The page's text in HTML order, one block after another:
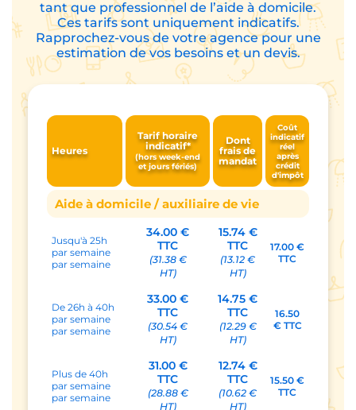
ZÉRO
frais d’inscription
Le tableau ci-dessous présente les différentes
composantes de nos tarifs qui comprennent
la rémunération de votre auxiliaire de vie
correspondant à notre recommandation en
tant que professionnel de l’aide à domicile.
Ces tarifs sont uniquement indicatifs.
Rapprochez-vous de votre agence pour une
estimation de vos besoins et un devis.
Heures
indicatif*
(hors week-end
et jours fériés)
Dont
frais de
mandat
après
crédit
d'impôt